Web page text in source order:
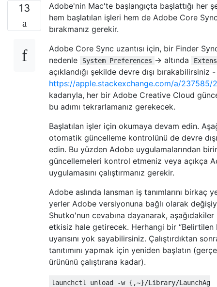
13
Adobe'nin Mac'te başlangıçta başlattığı her
hem başlatılan işleri hem de Adobe Core Sync
bırakmanız gerekir.
Adobe Core Sync uzantısı için, bir Finder
nedenle
System Preferences → altında
açıklandığı şekilde devre dışı bırakabilirsiniz -
https://apple.stackexchange.com/a/237585/
kadarıyla, her bir Adobe Creative Cloud
bu adımı tekrarlamanız gerekecek.
Başlatılan işler için okumaya devam edin.
otomatik güncelleme kontrolünü de devre
edin. Bu yüzden Adobe uygulamalarından
güncellemeleri kontrol etmeniz veya açıkça
uygulamasını çalıştırmanız gerekir.
Adobe aslında lansman iş tanımlarını birkaç
yerler Adobe versiyonuna bağlı olarak
Shutko'nun cevabına dayanarak,
etkisiz hale getirecek. Herhangi bir “Belirtilen
uyarısını yok sayabilirsiniz. Çalıştırdıktan
tanıtımını yapmak için yeniden başlatın
ürününü çalıştırana kadar).
launchctl unload -w {,~}/Library/